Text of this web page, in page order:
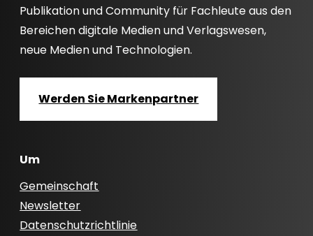
Publikation und Community für Fachleute aus den
Bereichen digitale Medien und Verlagswesen,
neue Medien und Technologien.
Werden Sie Markenpartner
Um
Gemeinschaft
Newsletter
Datenschutzrichtlinie